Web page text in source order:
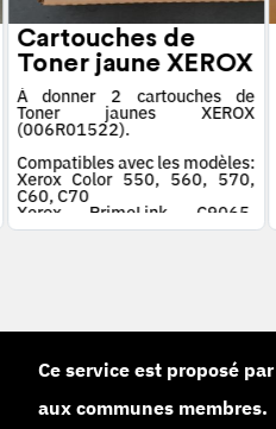
Cartouches de
Toner jaune XEROX
À donner 2 cartouches de
Toner jaunes XEROX
(006R01522).
Compatibles avec les modèles:
Xerox Color 550, 560, 570,
C60, C70
Xerox PrimeLink C9065,
C9070
Ce service est proposé par
aux communes membres.